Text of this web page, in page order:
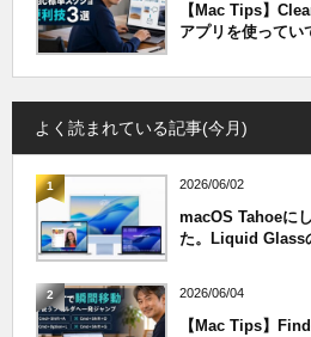
【Mac Tips】
アプリを使ってい
よく読まれている記事(今月)
1 2026/06/02
macOS Tahoeに
た。Liquid Glass
2 2026/06/04
【Mac Tips】